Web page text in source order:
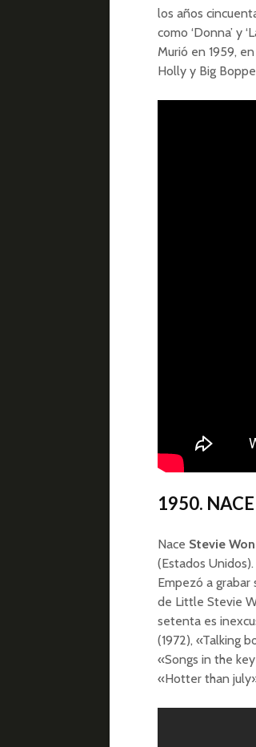
los años
como ‘Donna’ y
Murió en 1959,
Holly y Big
1950.
Nace Stevie
(Estados
Empezó a
de Little Stevie
setenta es
(1972), «Talking
«Songs in the
«Hotter than